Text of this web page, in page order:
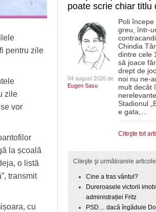
pentru zile
zile
vor
la școală
o listă
transmit
cu
poate scrie chiar titlu
04 august 2026 de
Eugen Sasu
Poli
greu, într-
Chindia
dintre cele
să joace
drept de
noi nu ne-
mult decât
Stadionul
e gata,
Citeşte tot
Citeşte şi următoarele
Cine a tras vântul?
Dureroasele victorii
administrației Fritz
PSD… dacă îngăduie